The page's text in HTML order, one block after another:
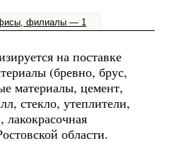
филиалы — 1
на поставке
(бревно, брус,
материалы, цемент,
стекло, утеплители,
лакокрасочная
области.